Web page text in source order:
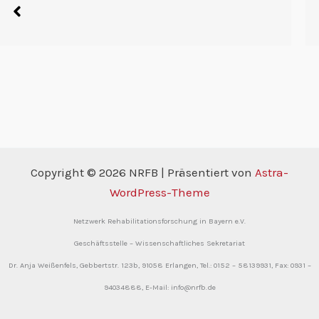
Auch in den kommenden drei Jahren werden Frau
Copyright © 2026 NRFB | Präsentiert von Astra-
WordPress-Theme
Netzwerk Rehabilitationsforschung in Bayern e.V.
Geschäftsstelle – Wissenschaftliches Sekretariat
Dr. Anja Weißenfels, Gebbertstr. 123b, 91058 Erlangen, Tel.: 0152 – 58139931, Fax: 0931 –
94034888, E-Mail: info@nrfb.de